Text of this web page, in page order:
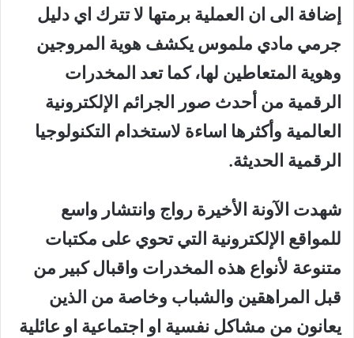
إضافة الى ان العملية برمتها لا تترك اي دليل
جرمي مادي ملموس يكشف هوية المروجين
وهوية المتعاطين لها، كما تعد المخدرات
الرقمية من أحدث صور الجرائم الإلكترونية
العالمية وأكثرها اساءة لاستخدام التكنولوجيا
الرقمية الحديثة.
شهدت الآونة الأخيرة رواج وانتشار واسع
للمواقع الإلكترونية التي تحوي على مكتبات
متنوعة لأنواع هذه المخدرات واقبال كبير من
قبل المراهقين والشباب وخاصة من الذين
يعانون من مشاكل نفسية او اجتماعية او عائلية